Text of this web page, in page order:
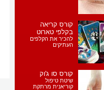
קורס קריאה
בקלפי טארוט
להכיר את הקלפים
העתיקים
קורס סו ג'וק
שיטת טיפול
קוריאנית מרתקת